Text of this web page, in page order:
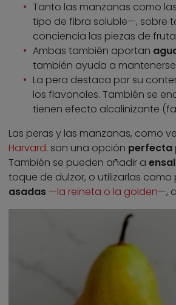
Tanto las manzanas como
tipo de fibra soluble—, sobre
conciencia las piezas de
Ambas también aportan
también ayuda a
La pera destaca por su
los flavonoles. También se
tienen efecto alcalinizante
Las peras y las manzanas, como
Harvard. son una opción perfecta
También se pueden añadir a
toque de dulzor, o utilizarlas como
asadas—la reineta o la golden—,